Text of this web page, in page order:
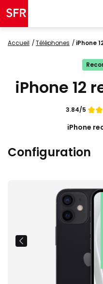
Accueil Téléphones iPhone
iPhone 12
Note
3.84/5
iPhone
Configuration